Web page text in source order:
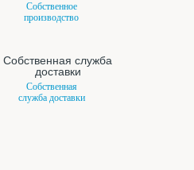
Собственное
производство
Собственная
служба доставки